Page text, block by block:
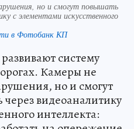
но и смогут повышать
с элементами искусственного
в Фотобанк КП
систему
Камеры не
но и смогут
через видеоаналитику
интеллекта: